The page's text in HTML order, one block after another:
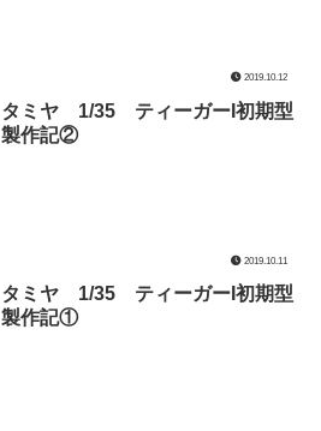
2019.10.12
タミヤ 1/35 ティーガーI初期型
製作記②
2019.10.11
タミヤ 1/35 ティーガーI初期型
製作記①